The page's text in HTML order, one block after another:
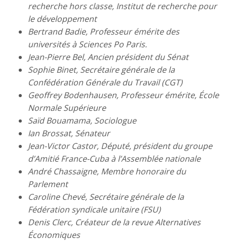
recherche hors classe, Institut de recherche pour
le développement
Bertrand Badie, Professeur émérite des
universités à Sciences Po Paris.
Jean-Pierre Bel, Ancien président du Sénat
Sophie Binet, Secrétaire générale de la
Confédération Générale du Travail (CGT)
Geoffrey Bodenhausen, Professeur émérite, École
Normale Supérieure
Saïd Bouamama, Sociologue
Ian Brossat, Sénateur
Jean-Victor Castor, Député, président du groupe
d’Amitié France-Cuba à l’Assemblée nationale
André Chassaigne, Membre honoraire du
Parlement
Caroline Chevé, Secrétaire générale de la
Fédération syndicale unitaire (FSU)
Denis Clerc, Créateur de la revue Alternatives
Économiques